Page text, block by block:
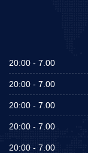
7.00 - 20:00
7.00 - 20:00
7.00 - 20:00
7.00 - 20:00
7.00 - 20:00